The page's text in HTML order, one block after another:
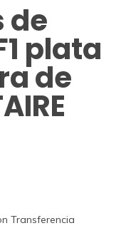
de
plata
de
Transferencia